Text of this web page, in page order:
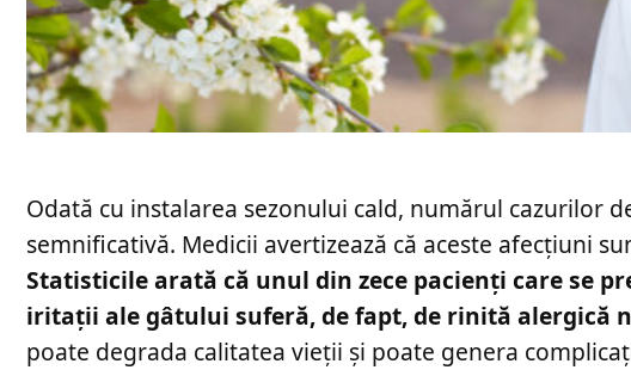
Odată cu instalarea sezonului cald, numărul cazurilor
semnificativă. Medicii avertizează că aceste afecțiuni
Statisticile arată că unul din zece pacienți care se
iritații ale gâtului suferă, de fapt, de rinită alergică
poate degrada calitatea vieții și poate genera